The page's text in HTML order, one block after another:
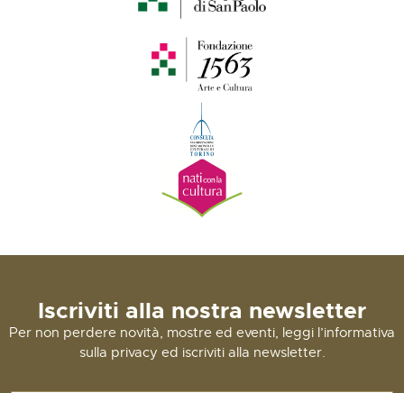
Iscriviti alla nostra newsletter
Per non perdere novità, mostre ed eventi, leggi l’informativa
sulla privacy ed iscriviti alla newsletter.